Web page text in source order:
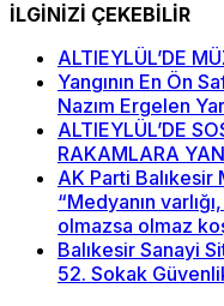
İLGİNİZİ ÇEKEBİLİR
ALTIEYLÜL’DE
Yangının En Ön
Nazım Ergelen
ALTIEYLÜL’DE
RAKAMLARA
AK Parti
“Medyanın
olmazsa olmaz
Balıkesir Sanayi
52. Sokak